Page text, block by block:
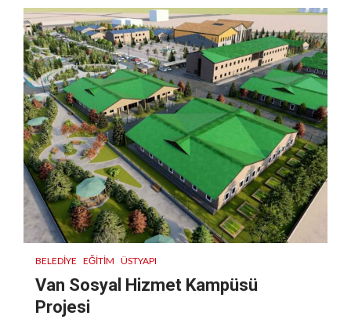
BELEDIYE EĞITIM ÜSTYAPI
Van Sosyal Hizmet Kampüsü
Projesi